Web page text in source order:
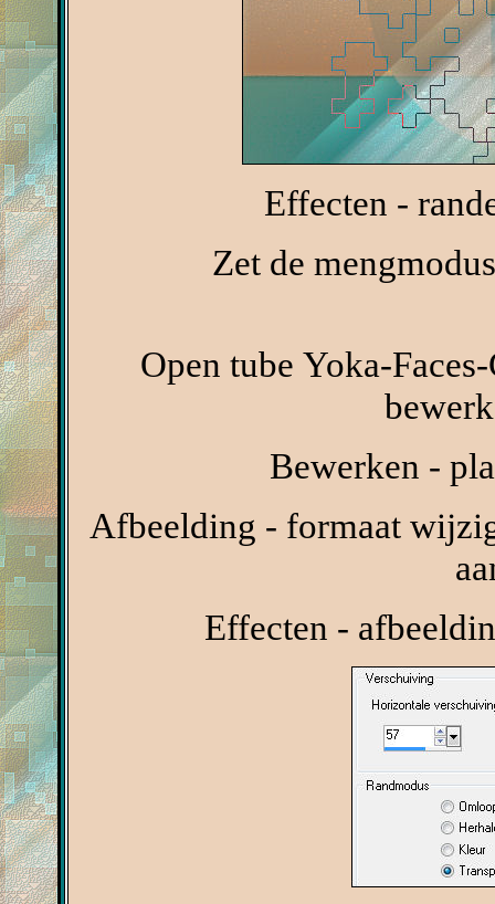
Effecten -
Zet de
Open tube Yoka-
Bewerken -
Afbeelding - formaat
Effecten -